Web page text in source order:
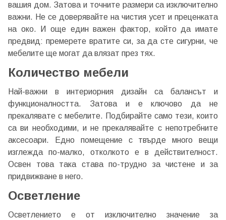
вашия дом. Затова и точните размери са изключително
важни. Не се доверявайте на чистия усет и преценката
на око. И още един важен фактор, който да имате
предвид: премерете вратите си, за да сте сигурни, че
мебелите ще могат да влязат през тях.
Количество мебели
Най-важни в интериорния дизайн са балансът и
функционалността. Затова и е ключово да не
прекалявате с мебелите. Подбирайте само тези, които
са ви необходими, и не прекалявайте с непотребните
аксесоари. Едно помещение с твърде много вещи
изглежда по-малко, отколкото е в действителност.
Освен това така става по-трудно за чистене и за
придвижване в него.
Осветление
Осветлението е от изключително значение за